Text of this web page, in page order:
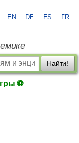
EN DE ES FR
Найти!
⚽